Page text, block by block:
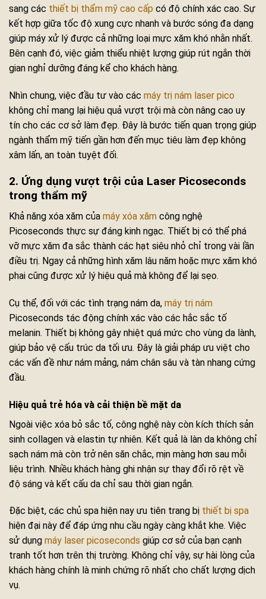
sang các thiết bị thẩm mỹ cao cấp có độ chính xác cao. Sự
kết hợp giữa tốc độ xung cực nhanh và bước sóng đa dạng
giúp máy xử lý được cả những loại mực xăm khó nhằn nhất.
Bên cạnh đó, việc giảm thiểu nhiệt lượng giúp rút ngắn thời
gian nghỉ dưỡng đáng kể cho khách hàng.
Nhìn chung, việc đầu tư vào các máy trị nám laser pico
không chỉ mang lại hiệu quả vượt trội mà còn nâng cao uy
tín cho các cơ sở làm đẹp. Đây là bước tiến quan trọng giúp
ngành thẩm mỹ tiến gần hơn đến mục tiêu làm đẹp không
xâm lấn, an toàn tuyệt đối.
2. Ứng dụng vượt trội của Laser Picoseconds
trong thẩm mỹ
Khả năng xóa xăm của máy xóa xăm công nghệ
Picoseconds thực sự đáng kinh ngạc. Thiết bị có thể phá
vỡ mực xăm đa sắc thành các hạt siêu nhỏ chỉ trong vài lần
điều trị. Ngay cả những hình xăm lâu năm hoặc mực xăm khó
phai cũng được xử lý hiệu quả mà không để lại sẹo.
Cụ thể, đối với các tình trạng nám da, máy trị nám
Picoseconds tác động chính xác vào các hắc sắc tố
melanin. Thiết bị không gây nhiệt quá mức cho vùng da lành,
giúp bảo vệ cấu trúc da tối ưu. Đây là giải pháp ưu việt cho
các vấn đề như nám mảng, nám chân sâu và tàn nhang cứng
đầu.
Hiệu quả trẻ hóa và cải thiện bề mặt da
Ngoài việc xóa bỏ sắc tố, công nghệ này còn kích thích sản
sinh collagen và elastin tự nhiên. Kết quả là làn da không chỉ
sạch nám mà còn trở nên săn chắc, mịn màng hơn sau mỗi
liệu trình. Nhiều khách hàng ghi nhận sự thay đổi rõ rệt về
độ sáng và kết cấu da chỉ sau thời gian ngắn.
Đặc biệt, các chủ spa hiện nay ưu tiên trang bị thiết bị spa
hiện đại này để đáp ứng nhu cầu ngày càng khắt khe. Việc
sử dụng máy laser picoseconds giúp cơ sở của bạn cạnh
tranh tốt hơn trên thị trường. Không chỉ vậy, sự hài lòng của
khách hàng chính là minh chứng rõ nhất cho chất lượng dịch
vụ.